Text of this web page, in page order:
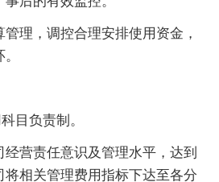
管理，调控合理安排使用资金，
目负责制。
经营责任意识及管理水平，达到
相关管理费用指标下达至各分